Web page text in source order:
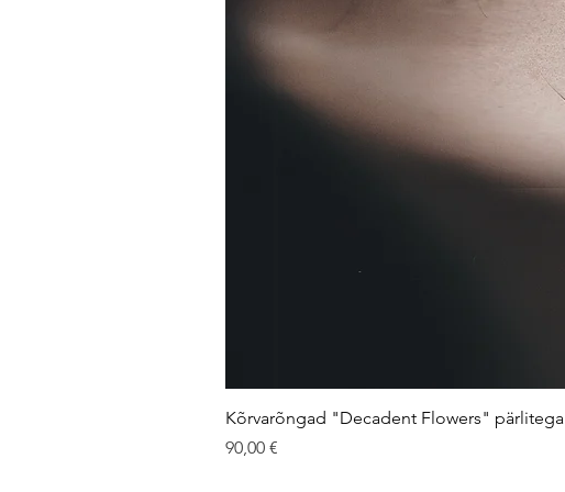
Kõrvarõngad "Decadent Flowers" pärlitega
Price
90,00 €